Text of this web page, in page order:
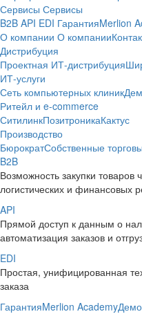
Сервисы Сервисы
B2B API EDI ГарантияMerlion
О компании О компании
Дистрибуция
Проектная ИТ-дистрибуция
ИТ-услуги
Сеть компьютерных клиник
Ритейл и e-commerce
СитилинкПозитроникаКактус
Производство
БюрократСобственные
B2B
Возможность закупки товаров
логистических и финансовых
API
Прямой доступ к данным о
автоматизация заказов и
EDI
Простая, унифицированная
заказа
ГарантияMerlion Academy